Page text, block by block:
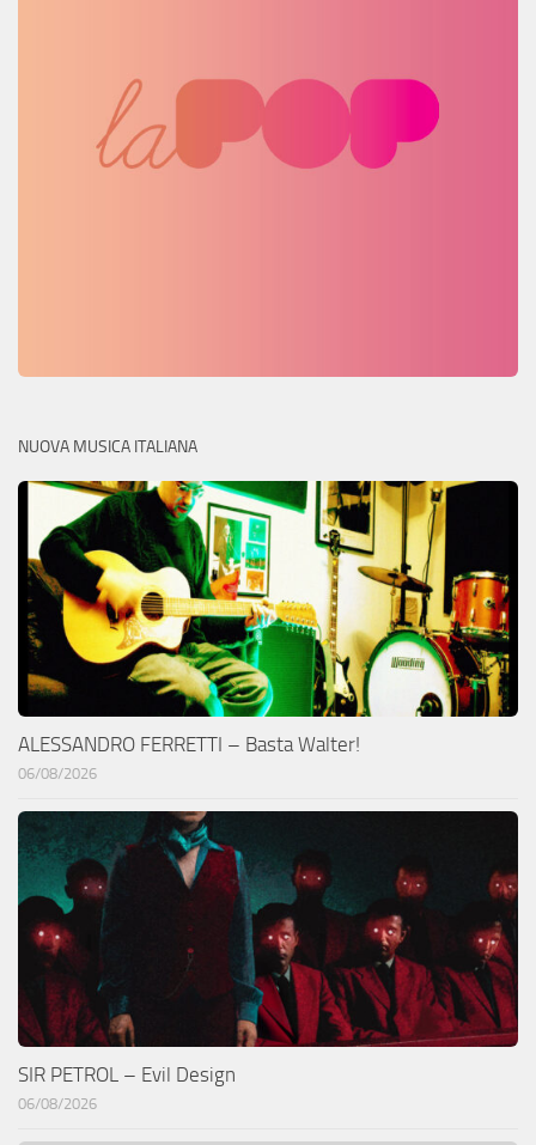
NUOVA MUSICA ITALIANA
ALESSANDRO FERRETTI – Basta Walter!
06/08/2026
SIR PETROL – Evil Design
06/08/2026